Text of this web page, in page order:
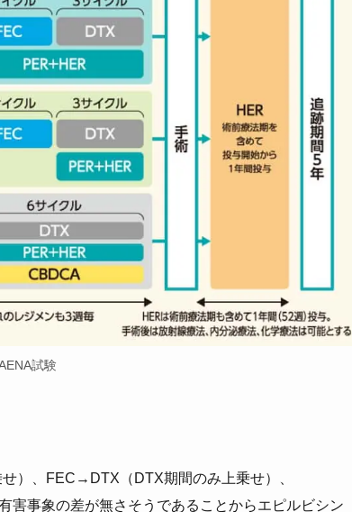
試験
）、FEC→DTX（DTX期間のみ上乗せ）、
害事象の差が無さそうであることからエピルビシン